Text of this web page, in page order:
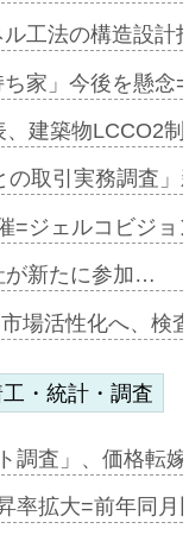
工法の構造設
家」今後を懸
、建築物LCCO2
の取引実務調査
=ジェルコビジ
が新たに参加…
場活性化へ、検
・統計・調査
調査」、価格転
率拡大=前年同